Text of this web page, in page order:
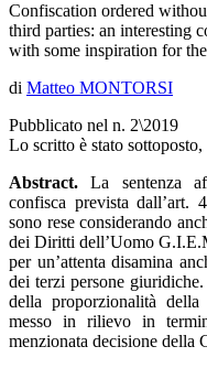
Confiscation ordered
third parties: an interesting
with some inspiration for
di Matteo MONTORSI
Pubblicato nel n. 2\2019
Lo scritto è stato
Abstract. La sentenza
confisca prevista dall’art.
sono rese considerando
dei Diritti dell’Uomo
per un’attenta disamina
dei terzi persone
della proporzionalità
messo in rilievo in
menzionata decisione della